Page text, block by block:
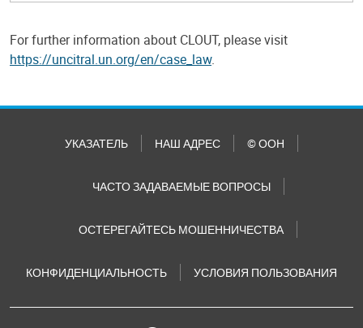
For further information about CLOUT, please visit
https://uncitral.un.org/en/case_law.
УКАЗАТЕЛЬ НАШ АДРЕС © ООН
ЧАСТО ЗАДАВАЕМЫЕ ВОПРОСЫ
ОСТЕРЕГАЙТЕСЬ МОШЕННИЧЕСТВА
КОНФИДЕНЦИАЛЬНОСТЬ УСЛОВИЯ ПОЛЬЗОВАНИЯ